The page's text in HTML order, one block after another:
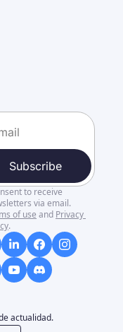
Subscribe
to receive
via email.
of use and Privacy
.
actualidad.